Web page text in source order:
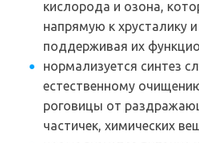
кислорода и озона,
напрямую к хрусталику
поддерживая их
нормализуется синтез
естественному
роговицы от
частичек, химических